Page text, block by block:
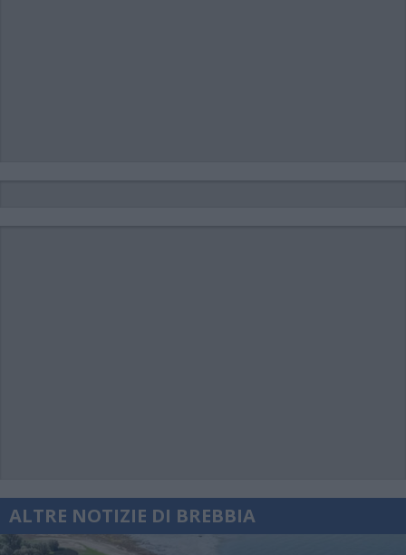
ALTRE NOTIZIE DI BREBBIA